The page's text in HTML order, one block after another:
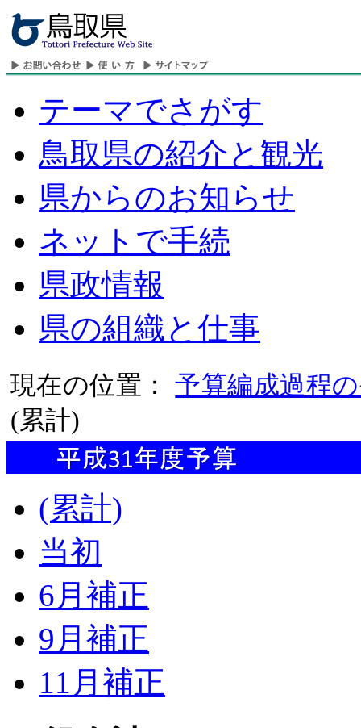
テーマでさがす
鳥取県の紹介と観光
県からのお知らせ
ネットで手続
県政情報
県の組織と仕事
現在の位置：予算編成過程
(累計)
(累計)
当初
6月補正
9月補正
11月補正